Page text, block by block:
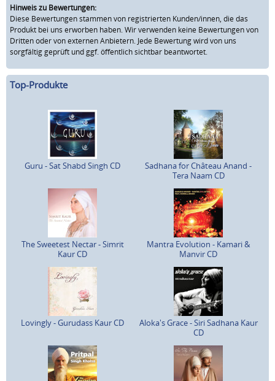
Hinweis zu Bewertungen:
Diese Bewertungen stammen von registrierten Kunden/innen, die das
Produkt bei uns erworben haben. Wir verwenden keine Bewertungen von
Dritten oder von externen Anbietern. Jede Bewertung wird von uns
sorgfältig geprüft und ggf. öffentlich sichtbar beantwortet.
Top-Produkte
Guru - Sat Shabd Singh CD
Sadhana for Château Anand -
Tera Naam CD
The Sweetest Nectar - Simrit
Kaur CD
Mantra Evolution - Kamari &
Manvir CD
Lovingly - Gurudass Kaur CD
Aloka's Grace - Siri Sadhana Kaur
CD